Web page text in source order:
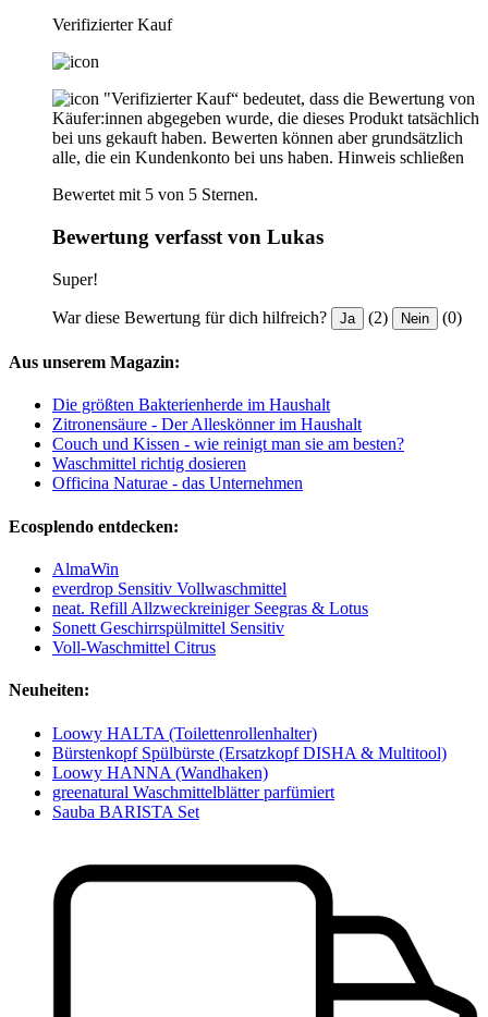
Verifizierter Kauf
"Verifizierter Kauf“ bedeutet, dass die Bewertung von
Käufer:innen abgegeben wurde, die dieses Produkt tatsächlich
bei uns gekauft haben. Bewerten können aber grundsätzlich
alle, die ein Kundenkonto bei uns haben. Hinweis schließen
Bewertet mit 5 von 5 Sternen.
Bewertung verfasst von Lukas
Super!
War diese Bewertung für dich hilfreich? Ja (2) Nein (0)
Aus unserem Magazin:
Die größten Bakterienherde im Haushalt
Zitronensäure - Der Alleskönner im Haushalt
Couch und Kissen - wie reinigt man sie am besten?
Waschmittel richtig dosieren
Officina Naturae - das Unternehmen
Ecosplendo entdecken:
AlmaWin
everdrop Sensitiv Vollwaschmittel
neat. Refill Allzweckreiniger Seegras & Lotus
Sonett Geschirrspülmittel Sensitiv
Voll-Waschmittel Citrus
Neuheiten:
Loowy HALTA (Toilettenrollenhalter)
Bürstenkopf Spülbürste (Ersatzkopf DISHA & Multitool)
Loowy HANNA (Wandhaken)
greenatural Waschmittelblätter parfümiert
Sauba BARISTA Set